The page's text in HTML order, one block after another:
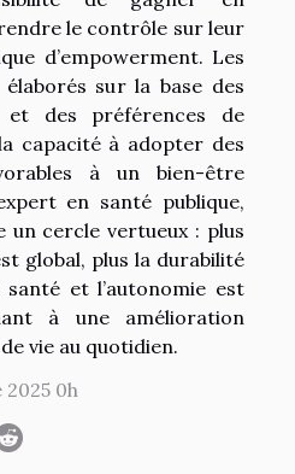
le contrôle sur leur
d’empowerment. Les
sur la base des
et des préférences de
capacité à adopter des
à un bien-être
en santé publique,
un cercle vertueux : plus
global, plus la durabilité
et l’autonomie est
à une amélioration
vie au quotidien.
0h